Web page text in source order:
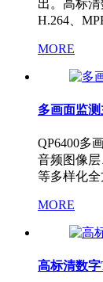
出。高标
H.264、
MORE
多画面监
QP6400多
音频图像
等多样化
MORE
高标清数